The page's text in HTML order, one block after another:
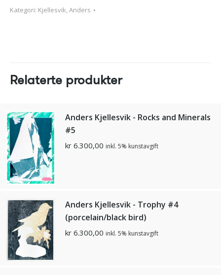
Kategori: Kjellesvik, Anders
Relaterte produkter
Anders Kjellesvik - Rocks and Minerals
#5
kr 6.300,00 inkl. 5% kunstavgift
Anders Kjellesvik - Trophy #4
(porcelain/black bird)
kr 6.300,00 inkl. 5% kunstavgift